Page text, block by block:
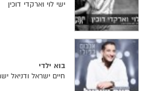
ישי לוי וארקדי דוכין
בוא ילדי
חיים ישראל ודניאל